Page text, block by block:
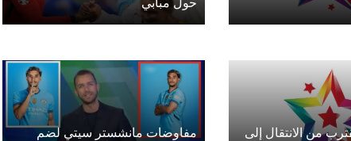
من الانتقال إلى
مفاوضات مانشستر سيتي لضم